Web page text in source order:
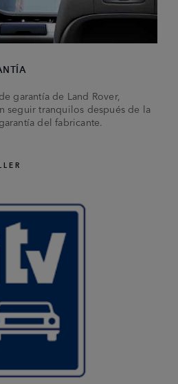
garantía de Land Rover,
seguir tranquilos después de la
del fabricante.